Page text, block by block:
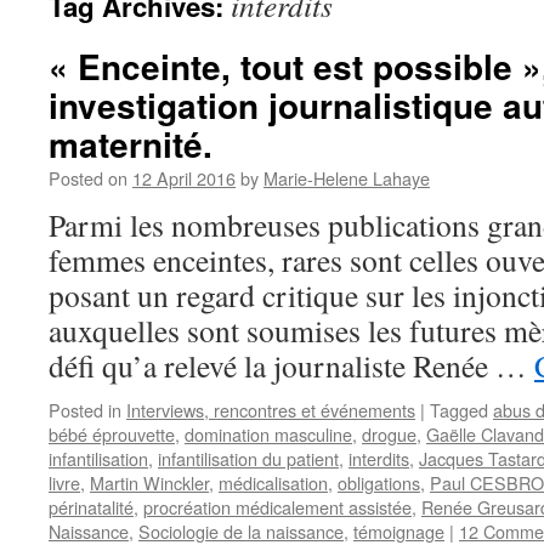
« Enceinte, tout est possible
investigation journalistique
maternité.
Posted on 12 April 2016by Marie-Helene Lahaye
Parmi les nombreuses publications
femmes enceintes, rares sont celles
posant un regard critique sur les
auxquelles sont soumises les futures
défi qu’a relevé la journaliste Renée …
Posted in Interviews, rencontres et événements | Tagged abus
bébé éprouvette, domination masculine, drogue, Gaëlle
infantilisation, infantilisation du patient, interdits, Jacques
livre, Martin Winckler, médicalisation, obligations, Paul
périnatalité, procréation médicalement assistée, Renée
Naissance, Sociologie de la naissance, témoignage | 12